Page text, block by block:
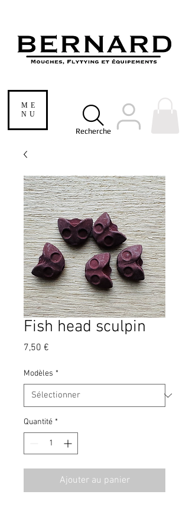
ME
NU
Recherche
Fish head sculpin
7,50 €
Modèles *
Quantité *
Ajouter au panier